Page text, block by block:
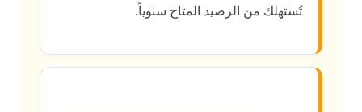
تُستهلك من الرصيد المتاح سنوياً.